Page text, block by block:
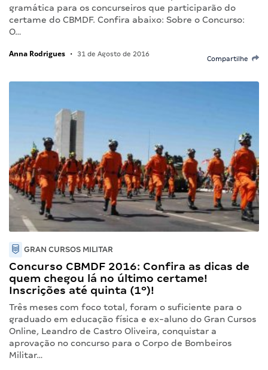
gramática para os concurseiros que participarão do
certame do CBMDF. Confira abaixo: Sobre o Concurso:
O…
Anna Rodrigues • 31 de Agosto de 2016
Compartilhe
GRAN CURSOS MILITAR
Concurso CBMDF 2016: Confira as dicas de
quem chegou lá no último certame!
Inscrições até quinta (1º)!
Três meses com foco total, foram o suficiente para o
graduado em educação física e ex-aluno do Gran Cursos
Online, Leandro de Castro Oliveira, conquistar a
aprovação no concurso para o Corpo de Bombeiros
Militar…